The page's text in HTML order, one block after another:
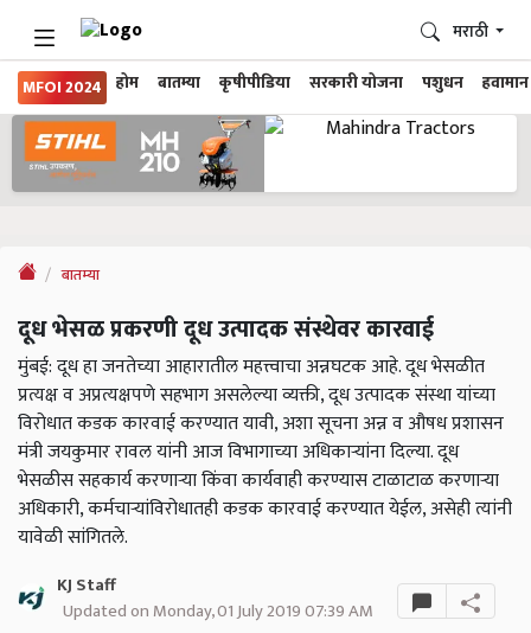
MFOI 2024 होम बातम्या कृषीपीडिया सरकारी योजना पशुधन हवामान
मराठी
बातम्या
दूध भेसळ प्रकरणी दूध उत्पादक संस्थेवर कारवाई
मुंबई: दूध हा जनतेच्या आहारातील महत्त्वाचा अन्नघटक आहे. दूध भेसळीत
प्रत्यक्ष व अप्रत्यक्षपणे सहभाग असलेल्या व्यक्ती, दूध उत्पादक संस्था यांच्या
विरोधात कडक कारवाई करण्यात यावी, अशा सूचना अन्न व औषध प्रशासन
मंत्री जयकुमार रावल यांनी आज विभागाच्या अधिकाऱ्यांना दिल्या. दूध
भेसळीस सहकार्य करणाऱ्या किंवा कार्यवाही करण्यास टाळाटाळ करणाऱ्या
अधिकारी, कर्मचाऱ्यांविरोधातही कडक कारवाई करण्यात येईल, असेही त्यांनी
यावेळी सांगितले.
KJ Staff
Updated on Monday, 01 July 2019 07:39 AM